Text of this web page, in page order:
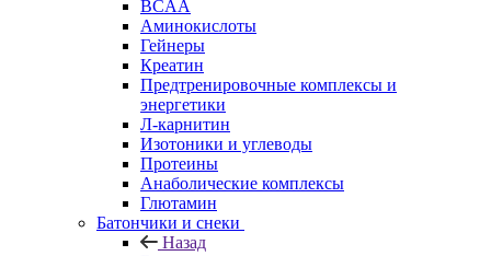
BCAA
Аминокислоты
Гейнеры
Креатин
Предтренировочные комплексы и
энергетики
Л-карнитин
Изотоники и углеводы
Протеины
Анаболические комплексы
Глютамин
Батончики и снеки
Назад